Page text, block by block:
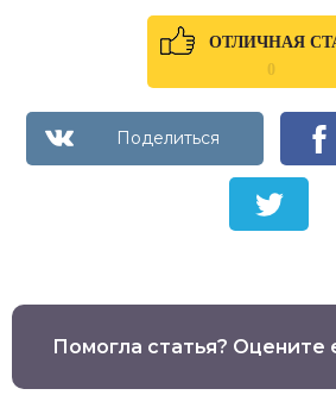
ОТЛИЧНАЯ
0
Помогла статья? Оцените